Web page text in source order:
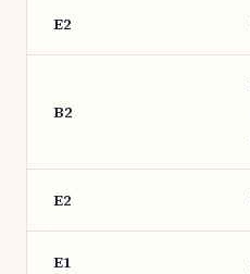
E2
B2
E2
E1